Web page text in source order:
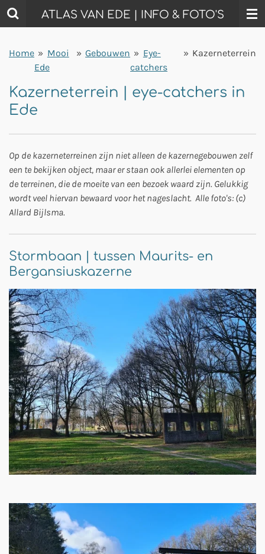
Ga
direct
de
hoofdinhoud
ATLAS VAN EDE | INFO & FOTO'S
Home » Mooi
Ede
» Gebouwen » Eye-
catchers
» Kazerneterrein
Kazerneterrein | eye-catchers in
Ede
Op de kazerneterreinen zijn niet alleen de kazernegebouwen zelf
een te bekijken object, maar er staan ook allerlei elementen op
de terreinen, die de moeite van een bezoek waard zijn. Gelukkig
wordt veel hiervan bewaard voor het nageslacht. Alle foto's: (c)
Allard Bijlsma.
Stormbaan | tussen Maurits- en
Bergansiuskazerne